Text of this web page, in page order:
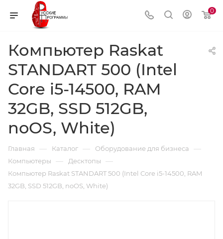
0
Компьютер Raskat
STANDART 500 (Intel
Core i5-14500, RAM
32GB, SSD 512GB,
noOS, White)
Главная — Каталог — Оборудование для бизнеса —
Компьютеры — Десктопы —
Компьютер Raskat STANDART 500 (Intel Core i5-14500, RAM
32GB, SSD 512GB, noOS, White)